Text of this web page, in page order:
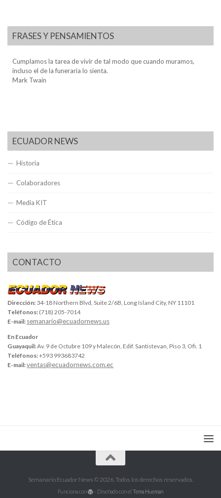
FRASES Y PENSAMIENTOS
Cumplamos la tarea de vivir de tal modo que cuando muramos,
incluso el de la funeraria lo sienta.
Mark Twain
ECUADOR NEWS
Historia
Colaboradores
Media KIT
Código de Ética
CONTACTO
Dirección: 34-18 Northern Blvd, Suite 2/6B, Long Island City, NY 11101
Teléfonos: (718) 205-7014
E-mail: semanario@ecuadornews.us
En Ecuador
Guayaquil:Av. 9 de Octubre 109 y Malecón, Edif. Santistevan, Piso 3, Ofi. 1
Teléfonos:+593 993683742
E-mail:ventas@ecuadornews.com.ec
Semanario Ecuador News © 2026. Todos los derechos reservados.
Funciona con - Diseñado con el Tema Hueman